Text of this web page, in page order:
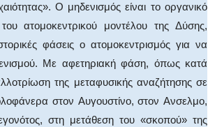
O μηδενισμός είναι το οργανικό
ατομοκεντρικού μοντέλου της Δύσης,
φάσεις ο ατομοκεντρισμός για να
Mε αφετηριακή φάση, όπως κατά
της μεταφυσικής αναζήτησης σε
στον Aυγουστίνο, στον Aνσελμο,
στη μετάθεση του «σκοπού» της